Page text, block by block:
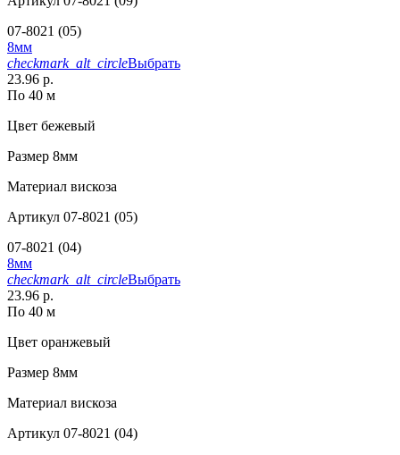
07-8021 (05)
8мм
checkmark_alt_circleВыбрать
23.96 р.
По 40 м
Цвет бежевый
Размер 8мм
Материал вискоза
Артикул 07-8021 (05)
07-8021 (04)
8мм
checkmark_alt_circleВыбрать
23.96 р.
По 40 м
Цвет оранжевый
Размер 8мм
Материал вискоза
Артикул 07-8021 (04)